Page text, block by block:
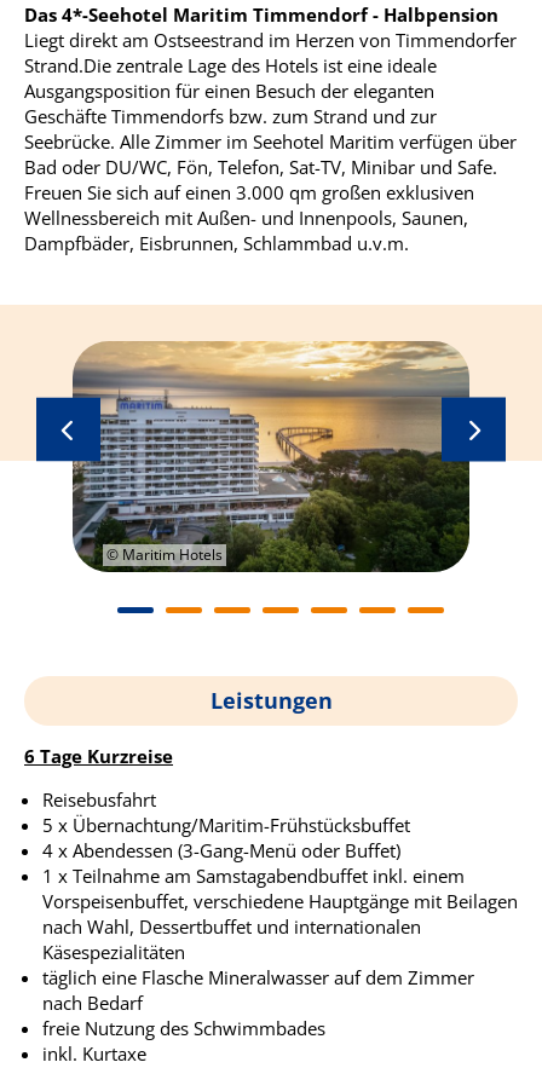
Das 4*-Seehotel Maritim Timmendorf - Halbpension
Liegt direkt am Ostseestrand im Herzen von Timmendorfer
Strand.Die zentrale Lage des Hotels ist eine ideale
Ausgangsposition für einen Besuch der eleganten
Geschäfte Timmendorfs bzw. zum Strand und zur
Seebrücke. Alle Zimmer im Seehotel Maritim verfügen über
Bad oder DU/WC, Fön, Telefon, Sat-TV, Minibar und Safe.
Freuen Sie sich auf einen 3.000 qm großen exklusiven
Wellnessbereich mit Außen- und Innenpools, Saunen,
Dampfbäder, Eisbrunnen, Schlammbad u.v.m.
© Maritim Hotels
Leistungen
6 Tage Kurzreise
Reisebusfahrt
5 x Übernachtung/Maritim-Frühstücksbuffet
4 x Abendessen (3-Gang-Menü oder Buffet)
1 x Teilnahme am Samstagabendbuffet inkl. einem
Vorspeisenbuffet, verschiedene Hauptgänge mit Beilagen
nach Wahl, Dessertbuffet und internationalen
Käsespezialitäten
täglich eine Flasche Mineralwasser auf dem Zimmer
nach Bedarf
freie Nutzung des Schwimmbades
inkl. Kurtaxe